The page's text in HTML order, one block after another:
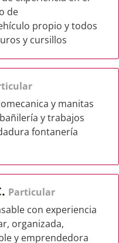
de
propio y todos
y cursillos
y manitas
y trabajos
fontanería
Particular
con experiencia
organizada,
y emprendedora